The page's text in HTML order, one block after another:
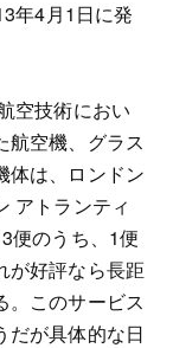
年4月1日に発
空技術におい
航空機、グラス
体は、ロンドン
アトランティ
便のうち、1便
が好評なら長距
。このサービス
だが具体的な日